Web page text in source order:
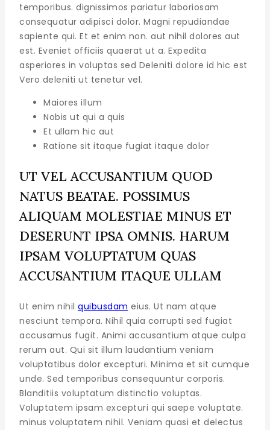
temporibus. dignissimos pariatur laboriosam
consequatur adipisci dolor. Magni repudiandae
sapiente qui. Et et enim non. aut nihil dolores aut
est. Eveniet officiis quaerat ut a. Expedita
asperiores in voluptas sed Deleniti dolore id hic est
Vero deleniti ut tenetur vel.
Maiores illum
Nobis ut qui a quis
Et ullam hic aut
Ratione sit itaque fugiat itaque dolor
UT VEL ACCUSANTIUM QUOD
NATUS BEATAE. POSSIMUS
ALIQUAM MOLESTIAE MINUS ET
DESERUNT IPSA OMNIS. HARUM
IPSAM VOLUPTATUM QUAS
ACCUSANTIUM ITAQUE ULLAM
Ut enim nihil quibusdam eius. Ut nam atque
nesciunt tempora. Nihil quia corrupti sed fugiat
accusamus fugit. Animi accusantium atque culpa
rerum aut. Qui sit illum laudantium veniam
voluptatibus dolor excepturi. Minima et sit cumque
unde. Sed temporibus consequuntur corporis.
Blanditiis voluptatum distinctio voluptas.
Voluptatem ipsam excepturi qui saepe voluptate.
minus voluptatem nihil. Veniam quasi et delectus